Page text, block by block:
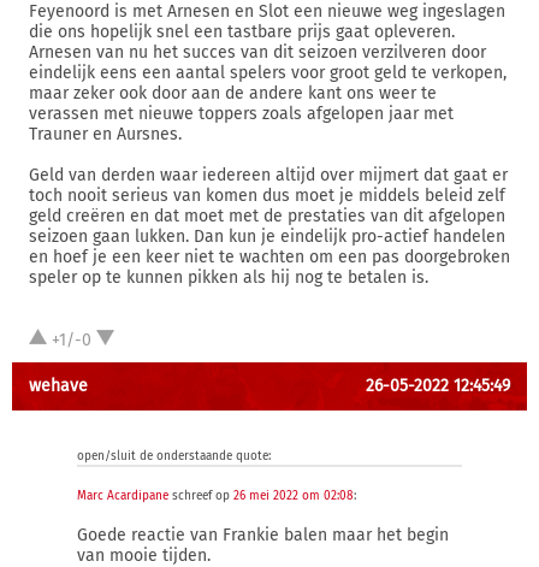
Feyenoord is met Arnesen en Slot een nieuwe weg ingeslagen
die ons hopelijk snel een tastbare prijs gaat opleveren.
Arnesen van nu het succes van dit seizoen verzilveren door
eindelijk eens een aantal spelers voor groot geld te verkopen,
maar zeker ook door aan de andere kant ons weer te
verassen met nieuwe toppers zoals afgelopen jaar met
Trauner en Aursnes.
Geld van derden waar iedereen altijd over mijmert dat gaat er
toch nooit serieus van komen dus moet je middels beleid zelf
geld creëren en dat moet met de prestaties van dit afgelopen
seizoen gaan lukken. Dan kun je eindelijk pro-actief handelen
en hoef je een keer niet te wachten om een pas doorgebroken
speler op te kunnen pikken als hij nog te betalen is.
+1/-0
wehave 26-05-2022 12:45:49
open/sluit de onderstaande quote:
Marc Acardipane schreef op 26 mei 2022 om 02:08:
Goede reactie van Frankie balen maar het begin
van mooie tijden.